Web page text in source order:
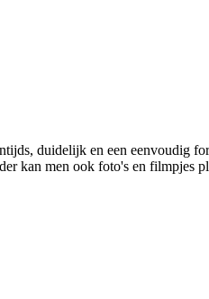
duidelijk en een eenvoudig
kan men ook foto's en filmpjes